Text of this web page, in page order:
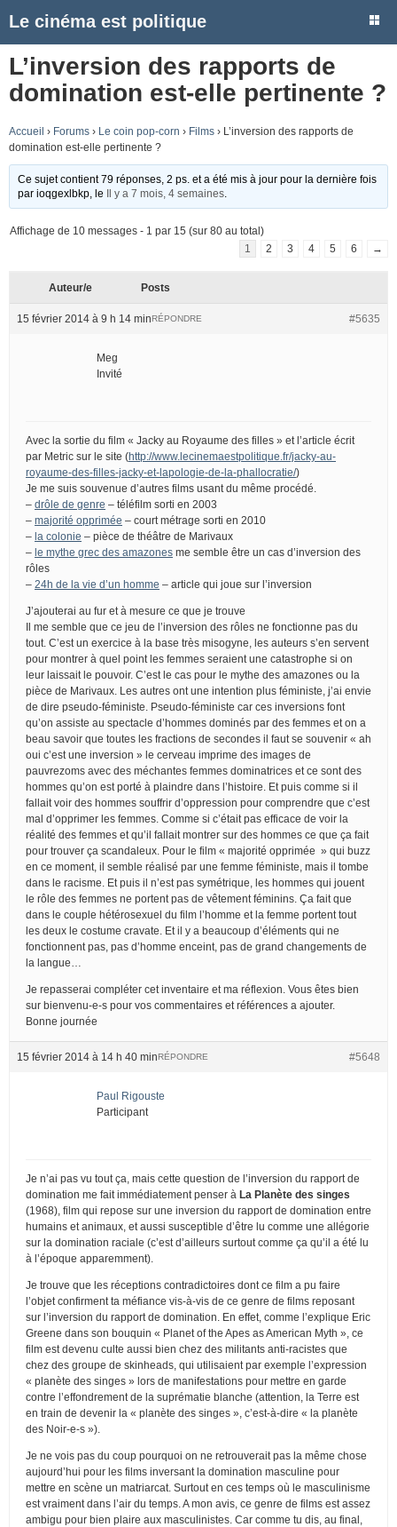
Le cinéma est politique
L’inversion des rapports de
domination est-elle pertinente ?
Accueil › Forums › Le coin pop-corn › Films › L’inversion des rapports de
domination est-elle pertinente ?
Ce sujet contient 79 réponses, 2 ps. et a été mis à jour pour la dernière fois
parioqgexlbkp , le Il y a 7 mois, 4 semaines
Affichage de 10 messages - 1 par 15 (sur 80 au total)
1
2 3 4 5 6 →
Auteur/e Posts
15 février 2014 à 9 h 14 min #5635
RÉPONDRE
Meg
Invité
Avec la sortie du film « Jacky au Royaume des filles » et l’article écrit
par Metric sur le site (http://www.lecinemaestpolitique.fr/jacky-au-
royaume-des-filles-jacky-et-lapologie-de-la-phallocratie/)
Je me suis souvenue d’autres films usant du même procédé.
– drôle de genre – téléfilm sorti en 2003
– majorité opprimée – court métrage sorti en 2010
– la colonie – pièce de théâtre de Marivaux
– le mythe grec des amazones me semble être un cas d’inversion des
rôles
– 24h de la vie d’un homme – article qui joue sur l’inversion
J’ajouterai au fur et à mesure ce que je trouve
Il me semble que ce jeu de l’inversion des rôles ne fonctionne pas du
tout. C’est un exercice à la base très misogyne, les auteurs s’en servent
pour montrer à quel point les femmes seraient une catastrophe si on
leur laissait le pouvoir. C’est le cas pour le mythe des amazones ou la
pièce de Marivaux. Les autres ont une intention plus féministe, j’ai envie
de dire pseudo-féministe. Pseudo-féministe car ces inversions font
qu’on assiste au spectacle d’hommes dominés par des femmes et on a
beau savoir que toutes les fractions de secondes il faut se souvenir « ah
oui c’est une inversion » le cerveau imprime des images de
pauvrezoms avec des méchantes femmes dominatrices et ce sont des
hommes qu’on est porté à plaindre dans l’histoire. Et puis comme si il
fallait voir des hommes souffrir d’oppression pour comprendre que c’est
mal d’opprimer les femmes. Comme si c’était pas efficace de voir la
réalité des femmes et qu’il fallait montrer sur des hommes ce que ça fait
pour trouver ça scandaleux. Pour le film « majorité opprimée » qui buzz
en ce moment, il semble réalisé par une femme féministe, mais il tombe
dans le racisme. Et puis il n’est pas symétrique, les hommes qui jouent
le rôle des femmes ne portent pas de vêtement féminins. Ça fait que
dans le couple hétérosexuel du film l’homme et la femme portent tout
les deux le costume cravate. Et il y a beaucoup d’éléments qui ne
fonctionnent pas, pas d’homme enceint, pas de grand changements de
la langue…
Je repasserai compléter cet inventaire et ma réflexion. Vous êtes bien
sur bienvenu-e-s pour vos commentaires et références a ajouter.
Bonne journée
15 février 2014 à 14 h 40 min #5648
RÉPONDRE
Paul Rigouste
Participant
Je n’ai pas vu tout ça, mais cette question de l’inversion du rapport de
domination me fait immédiatement penser à La Planète des singes
(1968), film qui repose sur une inversion du rapport de domination entre
humains et animaux, et aussi susceptible d’être lu comme une allégorie
sur la domination raciale (c’est d’ailleurs surtout comme ça qu’il a été lu
à l’époque apparemment).
Je trouve que les réceptions contradictoires dont ce film a pu faire
l’objet confirment ta méfiance vis-à-vis de ce genre de films reposant
sur l’inversion du rapport de domination. En effet, comme l’explique Eric
Greene dans son bouquin « Planet of the Apes as American Myth », ce
film est devenu culte aussi bien chez des militants anti-racistes que
chez des groupe de skinheads, qui utilisaient par exemple l’expression
« planète des singes » lors de manifestations pour mettre en garde
contre l’effondrement de la suprématie blanche (attention, la Terre est
en train de devenir la « planète des singes », c’est-à-dire « la planète
des Noir-e-s »).
Je ne vois pas du coup pourquoi on ne retrouverait pas la même chose
aujourd’hui pour les films inversant la domination masculine pour
mettre en scène un matriarcat. Surtout en ces temps où le masculinisme
est vraiment dans l’air du temps. A mon avis, ce genre de films est assez
ambigu pour bien plaire aux masculinistes. Car comme tu dis, au final,